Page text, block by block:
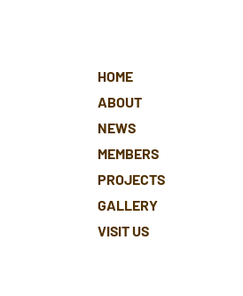
HOME
ABOUT
NEWS
MEMBERS
PROJECTS
GALLERY
VISIT US